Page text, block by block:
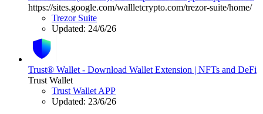
https://sites.google.com/wallletcrypto.com/trezor-suite/home/
Trezor Suite
Updated: 24/6/26
Trust® Wallet - Download Wallet Extension | NFTs and DeFi
Trust Wallet
Trust Wallet APP
Updated: 23/6/26